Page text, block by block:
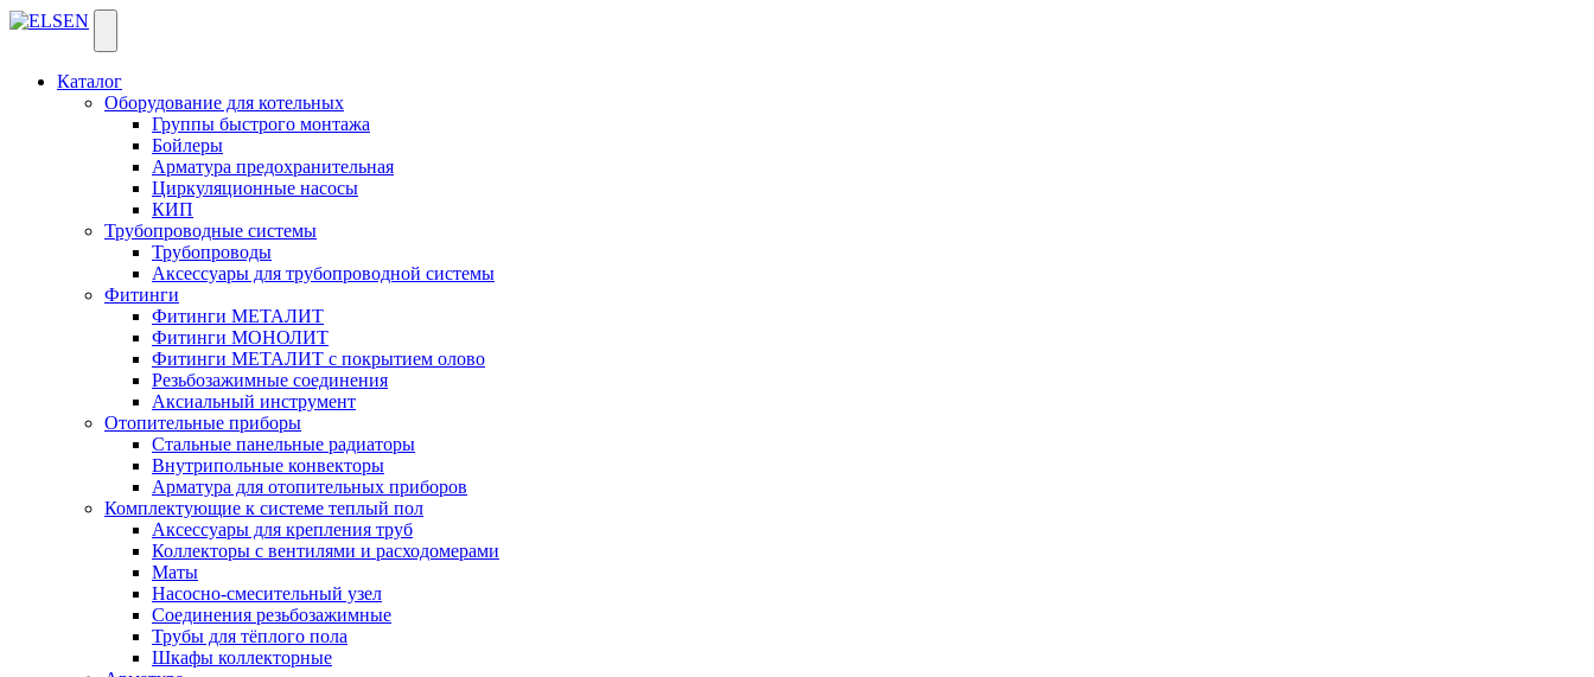
Каталог
Оборудование для котельных
Группы быстрого монтажа
Бойлеры
Арматура предохранительная
Циркуляционные насосы
КИП
Трубопроводные системы
Трубопроводы
Аксессуары для трубопроводной системы
Фитинги
Фитинги МЕТАЛИТ
Фитинги МОНОЛИТ
Фитинги МЕТАЛИТ с покрытием олово
Резьбозажимные соединения
Аксиальный инструмент
Отопительные приборы
Стальные панельные радиаторы
Внутрипольные конвекторы
Арматура для отопительных приборов
Комплектующие к системе теплый пол
Аксессуары для крепления труб
Коллекторы с вентилями и расходомерами
Маты
Насосно-смесительный узел
Соединения резьбозажимные
Трубы для тёплого пола
Шкафы коллекторные